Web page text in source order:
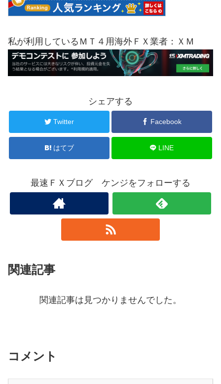
私が利用しているＭＴ４用海外ＦＸ業者：ＸＭ
シェアする
Twitter Facebook
はてブ LINE
最速ＦＸブログ ケンジをフォローする
関連記事
関連記事は見つかりませんでした。
コメント